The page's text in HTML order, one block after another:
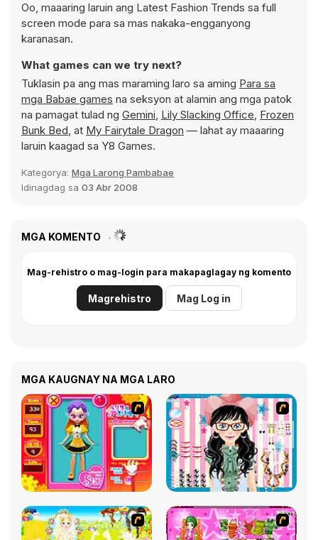
Oo, maaaring laruin ang Latest Fashion Trends sa full
screen mode para sa mas nakaka-engganyong
karanasan.
What games can we try next?
Tuklasin pa ang mas maraming laro sa aming Para sa
mga Babae games na seksyon at alamin ang mga patok
na pamagat tulad ng Gemini, Lily Slacking Office, Frozen
Bunk Bed, at My Fairytale Dragon — lahat ay maaaring
laruin kaagad sa Y8 Games.
Kategorya: Mga Larong Pambabae
Idinagdag sa 03 Abr 2008
MGA KOMENTO
Mag-rehistro o mag-login para makapaglagay ng komento
Magrehistro Mag Log in
MGA KAUGNAY NA MGA LARO